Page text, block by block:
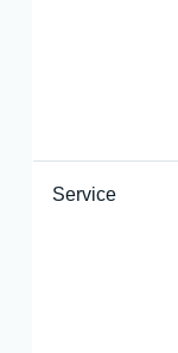
Service